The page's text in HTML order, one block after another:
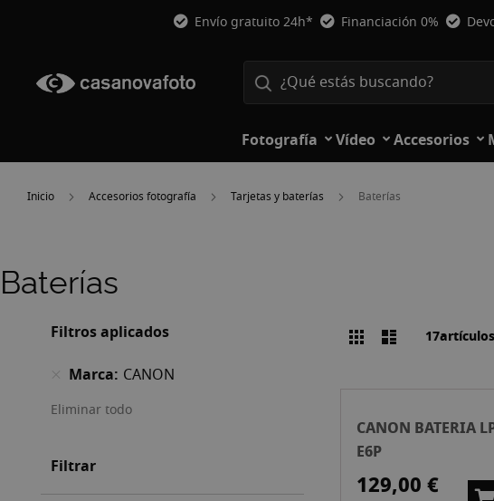
Envío gratuito 24h* Financiación 0%
Fotografía Vídeo Accesorios
Inicio Accesorios fotografía Tarjetas y baterías Baterías
Baterías
Filtros aplicados
Marca CANON
Eliminar todo
Filtrar
VerParrillaLista17artículos
CANON BATERIA
E6P
129,00 €